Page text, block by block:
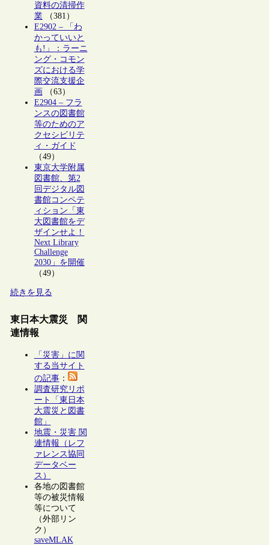
資料の清掃作
業（381）
E2902 – 「わ
かっていいと
も!」：ラーニ
ング・コモン
ズにおける学
際交流支援企
画 （63）
E2904 – フラ
ンスの図書館
等のためのア
クセシビリテ
ィ・ガイド
（49）
東京大学附属
図書館、第2
回デジタル図
書館コンペテ
ィション「東
大図書館をデ
ザインせよ！
Next Library
Challenge
2030」を開催
（49）
続きを見る
東日本大震災 関
連情報
「災害」に関
する当サイト
の記事：
調査研究リポ
ート「東日本
大震災と図書
館」
地震・災害 関
連情報（レフ
ァレンス協同
データベー
ス）
各地の図書館
等の被災情報
等について
（外部リン
ク）
saveMLAK